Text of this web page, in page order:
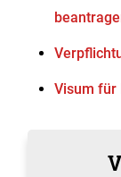
Visum für